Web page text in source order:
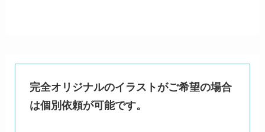
完全オリジナルのイラストがご希望の場合
は個別依頼が可能です。